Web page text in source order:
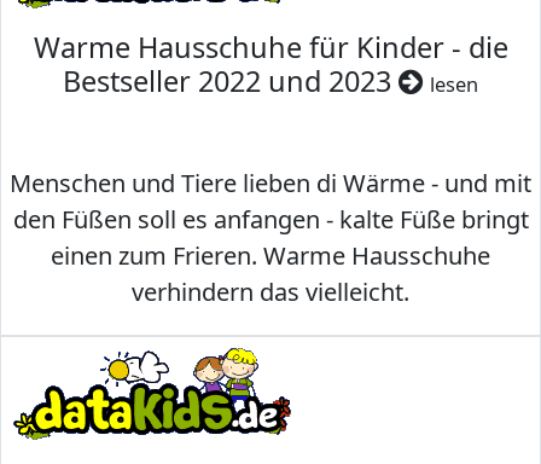
Warme Hausschuhe für Kinder - die
Bestseller 2022 und 2023
lesen
Menschen und Tiere lieben di Wärme - und mit
den Füßen soll es anfangen - kalte Füße bringt
einen zum Frieren. Warme Hausschuhe
verhindern das vielleicht.